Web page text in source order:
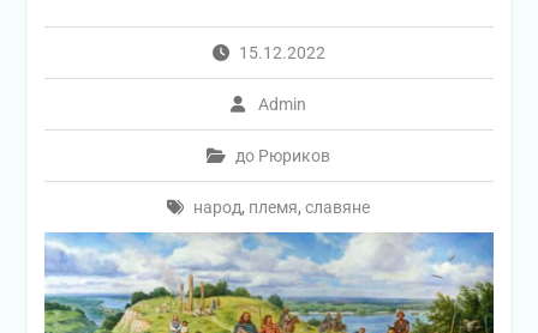
15.12.2022
Admin
до Рюриков
народ, племя,славяне